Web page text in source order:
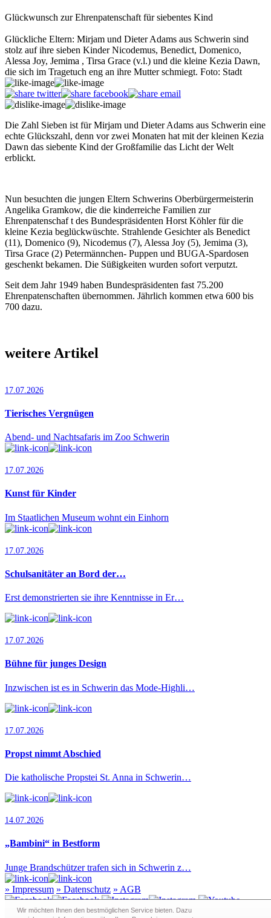
Glückwunsch zur Ehrenpatenschaft für siebentes Kind
Glückliche Eltern: Mirjam und Dieter Adams aus Schwerin sind
stolz auf ihre sieben Kinder Nicodemus, Benedict, Domenico,
Alessa Joy, Jemima , Tirsa Grace (v.l.) und die kleine Kezia Dawn,
die sich im Tragetuch eng an ihre Mutter schmiegt. Foto: Stadt
Die Zahl Sieben ist für Mirjam und Dieter Adams aus Schwerin eine
echte Glückszahl, denn vor zwei Monaten hat mit der kleinen Kezia
Dawn das siebente Kind der Großfamilie das Licht der Welt
erblickt.
Nun besuchten die jungen Eltern Schwerins Oberbürgermeisterin
Angelika Gramkow, die die kinderreiche Familien zur
Ehrenpatenschaf t des Bundespräsidenten Horst Köhler für die
kleine Kezia beglückwüschte. Strahlende Gesichter als Benedict
(11), Domenico (9), Nicodemus (7), Alessa Joy (5), Jemima (3),
Tirsa Grace (2) Petermännchen- Puppen und BUGA-Spardosen
geschenkt bekamen. Die Süßigkeiten wurden sofort verputzt.
Seit dem Jahr 1949 haben Bundespräsidenten fast 75.200
Ehrenpatenschaften übernommen. Jährlich kommen etwa 600 bis
700 dazu.
weitere Artikel
17.07.2026
Tierisches Vergnügen
Abend- und Nachtsafaris im Zoo Schwerin
17.07.2026
Kunst für Kinder
Im Staatlichen Museum wohnt ein Einhorn
17.07.2026
Schulsanitäter an Bord der…
Erst demonstrierten sie ihre Kenntnisse in Er…
17.07.2026
Bühne für junges Design
Inzwischen ist es in Schwerin das Mode-Highli…
17.07.2026
Propst nimmt Abschied
Die katholische Propstei St. Anna in Schwerin…
14.07.2026
„Bambini“ in Bestform
Junge Brandschützer trafen sich in Schwerin z…
» Impressum » Datenschutz » AGB
Wir möchten Ihnen den bestmöglichen Service bieten. Dazu